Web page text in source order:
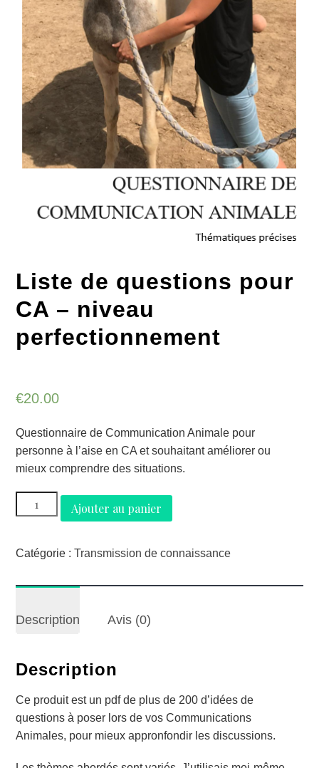
Liste de questions pour
CA – niveau
perfectionnement
€20.00
Questionnaire de Communication Animale pour
personne à l’aise en CA et souhaitant améliorer ou
mieux comprendre des situations.
quantité
de
de
pour
-
Ajouter au panier
Catégorie :Transmission de connaissance
Description Avis (0)
Description
Ce produit est un pdf de plus de 200 d’idées de
questions à poser lors de vos Communications
Animales, pour mieux appronfondir les discussions.